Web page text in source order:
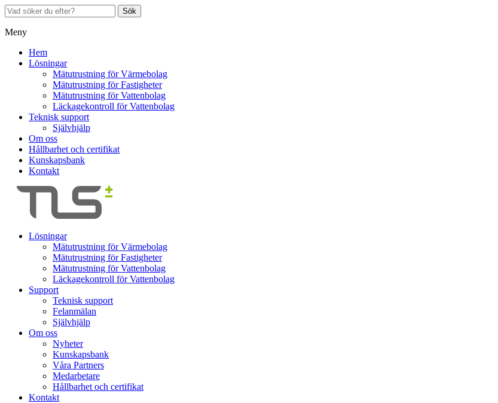
Sök
Meny
Hem
Lösningar
Mätutrustning för Värmebolag
Mätutrustning för Fastigheter
Mätutrustning för Vattenbolag
Läckagekontroll för Vattenbolag
Teknisk support
Självhjälp
Om oss
Hållbarhet och certifikat
Kunskapsbank
Kontakt
Lösningar
Mätutrustning för Värmebolag
Mätutrustning för Fastigheter
Mätutrustning för Vattenbolag
Läckagekontroll för Vattenbolag
Support
Teknisk support
Felanmälan
Självhjälp
Om oss
Nyheter
Kunskapsbank
Våra Partners
Medarbetare
Hållbarhet och certifikat
Kontakt